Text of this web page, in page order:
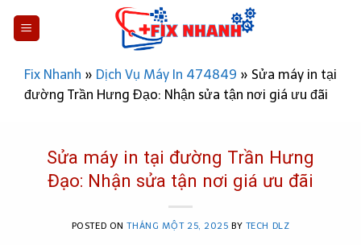
Fix Nhanh » Dịch Vụ Máy In 474849 » Sửa máy in tại
đường Trần Hưng Đạo: Nhận sửa tận nơi giá ưu đãi
Sửa máy in tại đường Trần Hưng
Đạo: Nhận sửa tận nơi giá ưu đãi
POSTED ONTHÁNG MỘT 25, 2025 BY TECH DLZ